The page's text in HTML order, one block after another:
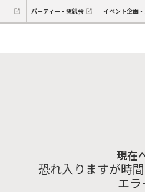
パーティー・懇親会 イベント企画
現在
恐れ入りますが時
エラ